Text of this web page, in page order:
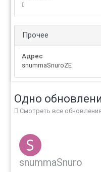
Прочее
Адрес
snummaSnuroZE
Одно
Смотреть все
snummaSnuro